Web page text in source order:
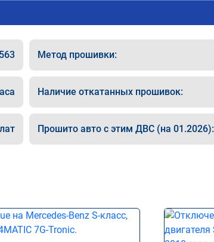
Метод прошивки:
Наличие откатанных прошивок:
Прошито авто с этим ДВС (на 01.2026):